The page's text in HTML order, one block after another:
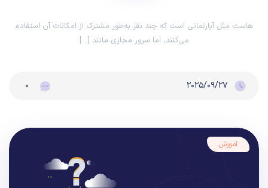
هاست مثل آپارتمانی است که چند نفر به‌طور مشترک از امکانات آن استفاده
می‌کنند، اما سرور مجازی مانند […]
۲۰۲۵/۰۹/۲۷ ۰
آموزش